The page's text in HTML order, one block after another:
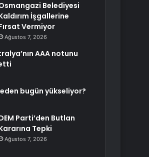
Belediyesi
İşgallerine
Vermiyor
Ağustos 7, 2026
AAA notunu
bugün yükseliyor?
Parti’den Butlan
Tepki
Ağustos 7, 2026